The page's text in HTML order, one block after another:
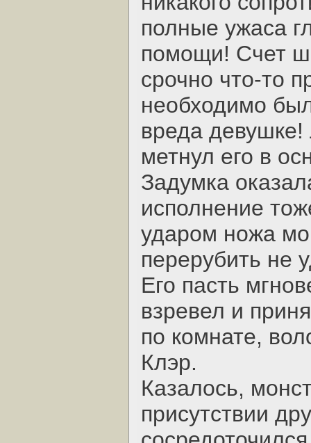
полные ужаса
помощи! Счет
срочно что-то
необходимо
вреда
метнул его в
Задумка
исполнение
ударом ножа
перерубить не
Его пасть
взревел и
по комнате,
Клэр.
Казалось,
присутствии